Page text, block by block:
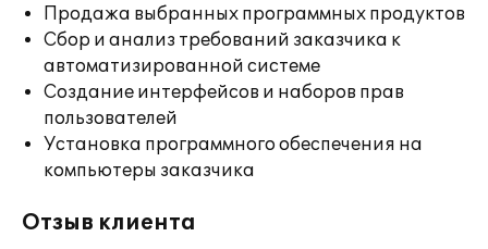
Продажа выбранных программных продуктов
Сбор и анализ требований заказчика к
автоматизированной системе
Создание интерфейсов и наборов прав
пользователей
Установка программного обеспечения на
компьютеры заказчика
Отзыв клиента